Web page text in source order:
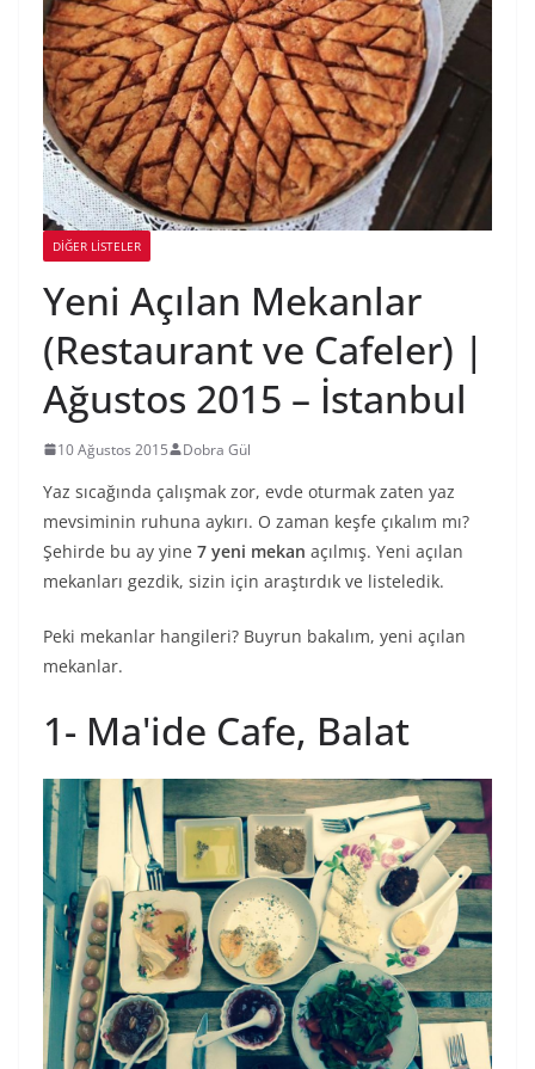
DIĞER LISTELER
Yeni Açılan Mekanlar
(Restaurant ve Cafeler) |
Ağustos 2015 – İstanbul
10 Ağustos 2015 Dobra Gül
Yaz sıcağında çalışmak zor, evde oturmak zaten yaz
mevsiminin ruhuna aykırı. O zaman keşfe çıkalım mı?
Şehirde bu ay yine 7 yeni mekan açılmış. Yeni açılan
mekanları gezdik, sizin için araştırdık ve listeledik.
Peki mekanlar hangileri? Buyrun bakalım, yeni açılan
mekanlar.
1- Ma'ide Cafe, Balat